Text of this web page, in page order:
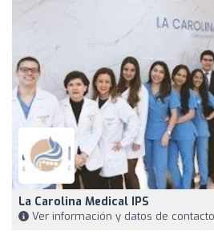
La Carolina Medical IPS
Ver información y datos de contacto